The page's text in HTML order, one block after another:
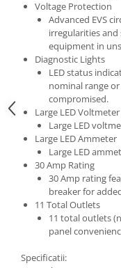
Lasere
Masini de fum si ceata
Mixere DMX
Moving Head-uri
Par Led si Pinspot
Proiectoare
Scene şi Ring-uri de
Stative si schela lumini
Instrumente Muzicale
Chitare si bass
Claviaturi
Instrumente cu arcus
Instrumente de
Voltage Protection
Advanced EVS
irregularities
equipment in
Diagnostic Lights
LED status
nominal range
compromised.
Large LED Voltmeter
Large LED
Large LED Ammeter
Large LED
30 Amp Rating
30 Amp rating
breaker for
11 Total Outlets
11 total outlets
panel
Specificatii: